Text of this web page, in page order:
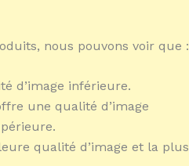
nous pouvons voir que :
d’image inférieure.
une qualité d’image
qualité d’image et la plus